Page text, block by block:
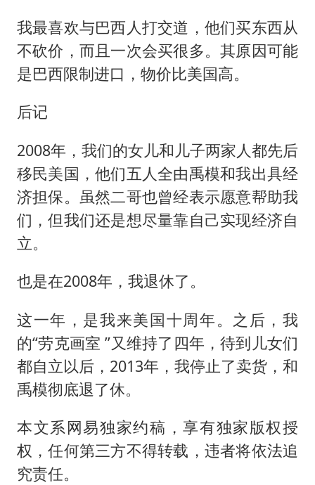
我最喜欢与巴西人打交道，他们买东西从
不砍价，而且一次会买很多。其原因可能
是巴西限制进口，物价比美国高。
后记
2008年，我们的女儿和儿子两家人都先后
移民美国，他们五人全由禹模和我出具经
济担保。虽然二哥也曾经表示愿意帮助我
们，但我们还是想尽量靠自己实现经济自
立。
也是在2008年，我退休了。
这一年，是我来美国十周年。之后，我
的“劳克画室 ”又维持了四年，待到儿女们
都自立以后，2013年，我停止了卖货，和
禹模彻底退了休。
本文系网易独家约稿，享有独家版权授
权，任何第三方不得转载，违者将依法追
究责任。